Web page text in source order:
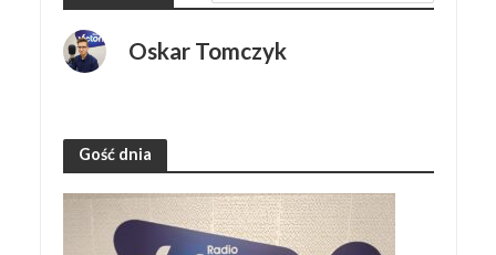
Oskar Tomczyk
Gość dnia